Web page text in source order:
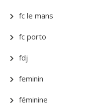
fc le mans
fc porto
fdj
feminin
féminine